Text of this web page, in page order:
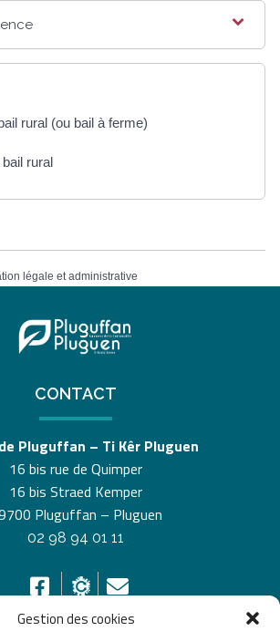
Gestion des cookies
rural (ou bail à ferme)
rural
légale et administrative
CONTACT
Pluguffan – Ti Kêr Pluguen
16 bis rue de Quimper
16 bis Straed Kemper
Pluguffan – Pluguen
02 98 94 01 11